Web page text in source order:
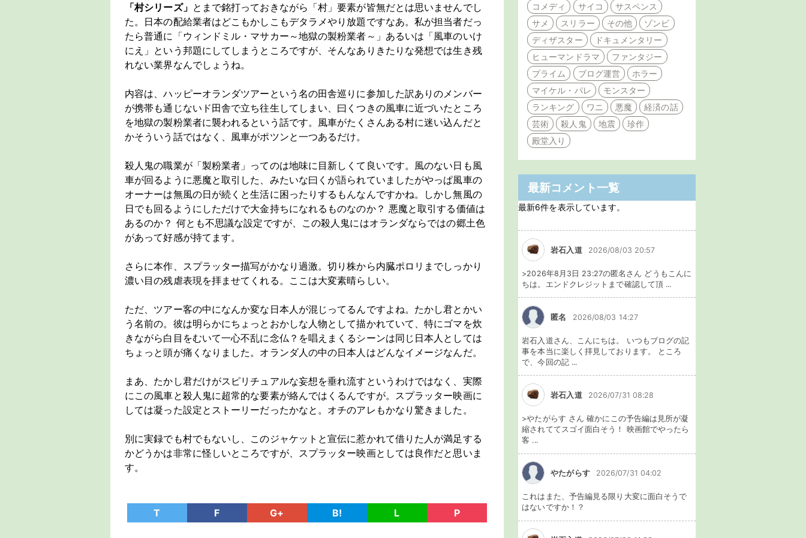
「村シリーズ」 とまで銘打っておきながら「村」要素が皆無だとは思いませんでし
た。日本の配給業者はどこもかしこもデタラメやり放題ですなあ。私が担当者だっ
たら普通に「ウィンドミル・マサカー～地獄の製粉業者～」あるいは「風車のいけ
にえ」という邦題にしてしまうところですが、そんなありきたりな発想では生き残
れない業界なんでしょうね。
内容は、ハッピーオランダツアーという名の田舎巡りに参加した訳ありのメンバー
が携帯も通じないド田舎で立ち往生してしまい、曰くつきの風車に近づいたところ
を地獄の製粉業者に襲われるという話です。風車がたくさんある村に迷い込んだと
かそういう話ではなく、風車がポツンと一つあるだけ。
殺人鬼の職業が「製粉業者」ってのは地味に目新しくて良いです。風のない日も風
車が回るように悪魔と取引した、みたいな曰くが語られていましたがやっぱ風車の
オーナーは無風の日が続くと生活に困ったりするもんなんですかね。しかし無風の
日でも回るようにしただけで大金持ちになれるものなのか？ 悪魔と取引する価値は
あるのか？ 何とも不思議な設定ですが、この殺人鬼にはオランダならではの郷土色
があって好感が持てます。
さらに本作、スプラッター描写がかなり過激。切り株から内臓ポロリまでしっかり
濃い目の残虐表現を拝ませてくれる。ここは大変素晴らしい。
ただ、ツアー客の中になんか変な日本人が混じってるんですよね。たかし君とかい
う名前の。彼は明らかにちょっとおかしな人物として描かれていて、特にゴマを炊
きながら白目をむいて一心不乱に念仏？を唱えまくるシーンは同じ日本人としては
ちょっと頭が痛くなりました。オランダ人の中の日本人はどんなイメージなんだ。
まあ、たかし君だけがスピリチュアルな妄想を垂れ流すというわけではなく、実際
にこの風車と殺人鬼に超常的な要素が絡んではくるんですが。スプラッター映画に
しては凝った設定とストーリーだったかなと。オチのアレもかなり驚きました。
別に実録でも村でもないし、このジャケットと宣伝に惹かれて借りた人が満足する
かどうかは非常に怪しいところですが、スプラッター映画としては良作だと思いま
す。
T F G+ B! L P
コメディ
サイコ
サスペンス
サメ
スリラー その他
ゾンビ
ディザスター
ドキュメンタリー
ヒューマンドラマ
ファンタジー
プライム
ブログ運営
ホラー
マイケル・パレ
モンスター
ランキング
ワニ 悪魔
経済の話
芸術
殺人鬼 地震
珍作
殿堂入り
最新コメント一覧
最新6件を表示しています。
岩石入道 2026/08/03 20:57
>2026年8月3日 23:27の匿名さん どうもこんに
ちは。エンドクレジットまで確認して頂 ...
匿名 2026/08/03 14:27
岩石入道さん、こんにちは。 いつもブログの記
事を本当に楽しく拝見しております。 ところ
で、今回の記 ...
岩石入道 2026/07/31 08:28
>やたがらす さん 確かにこの予告編は見所が凝
縮されててスゴイ面白そう！ 映画館でやったら
客 ...
やたがらす 2026/07/31 04:02
これはまた、予告編見る限り大変に面白そうで
はないですか！？